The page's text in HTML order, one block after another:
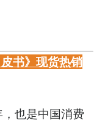
书》现货热销
也是中国消费